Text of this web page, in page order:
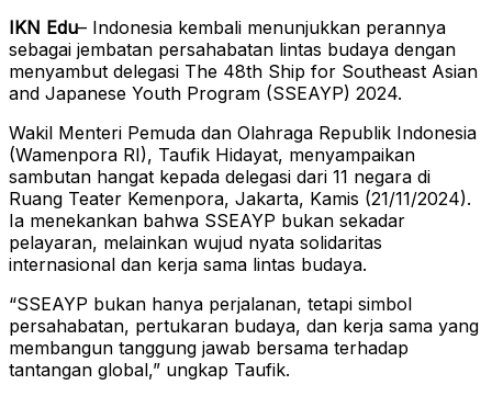
IKN Edu– Indonesia kembali menunjukkan perannya
sebagai jembatan persahabatan lintas budaya dengan
menyambut delegasi The 48th Ship for Southeast Asian
and Japanese Youth Program (SSEAYP) 2024.
Wakil Menteri Pemuda dan Olahraga Republik Indonesia
(Wamenpora RI), Taufik Hidayat, menyampaikan
sambutan hangat kepada delegasi dari 11 negara di
Ruang Teater Kemenpora, Jakarta, Kamis (21/11/2024).
Ia menekankan bahwa SSEAYP bukan sekadar
pelayaran, melainkan wujud nyata solidaritas
internasional dan kerja sama lintas budaya.
“SSEAYP bukan hanya perjalanan, tetapi simbol
persahabatan, pertukaran budaya, dan kerja sama yang
membangun tanggung jawab bersama terhadap
tantangan global,” ungkap Taufik.